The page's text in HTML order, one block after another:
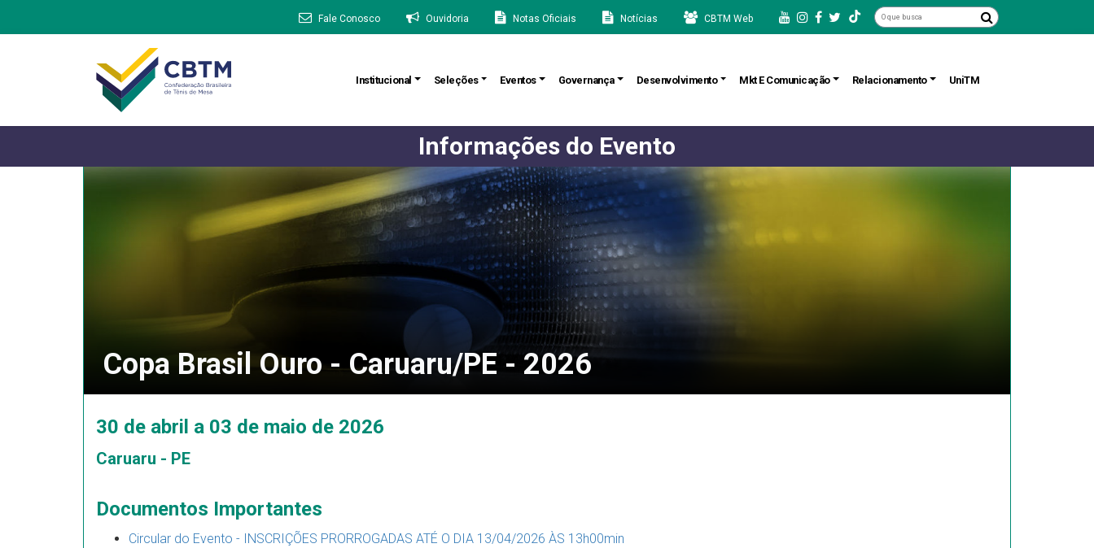
Fale Conosco Ouvidoria Notas Oficiais Notícias CBTM Web
Institucional Seleções Eventos Governança Desenvolvimento Mkt E Comunicação Relacionamento UniTM
Informações do Evento
Copa Brasil Ouro - Caruaru/PE - 2026
30 de abril a 03 de maio de 2026
Caruaru - PE
Documentos Importantes
Circular do Evento - INSCRIÇÕES PRORROGADAS ATÉ O DIA 13/04/2026 ÀS 13h00min